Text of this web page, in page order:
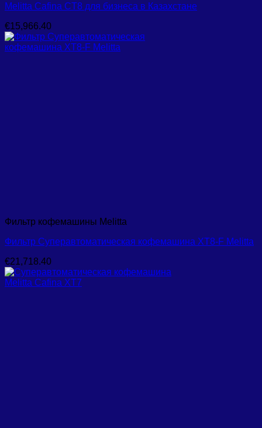
Melitta Cafina CT8 для бизнеса в Казахстане
€15,966.40
Фильтр кофемашины Melitta
Фильтр Суперавтоматическая кофемашина XT8-F Melitta
€21,718.40